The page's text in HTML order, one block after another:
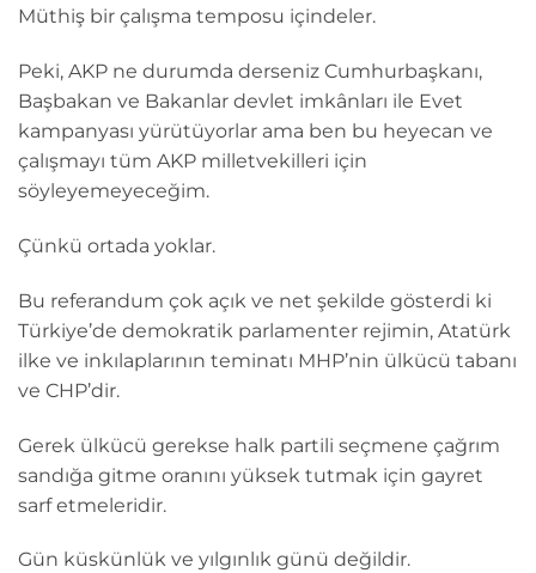
Müthiş bir çalışma temposu içindeler.
Peki, AKP ne durumda derseniz Cumhurbaşkanı,
Başbakan ve Bakanlar devlet imkânları ile Evet
kampanyası yürütüyorlar ama ben bu heyecan ve
çalışmayı tüm AKP milletvekilleri için
söyleyemeyeceğim.
Çünkü ortada yoklar.
Bu referandum çok açık ve net şekilde gösterdi ki
Türkiye’de demokratik parlamenter rejimin, Atatürk
ilke ve inkılaplarının teminatı MHP’nin ülkücü tabanı
ve CHP’dir.
Gerek ülkücü gerekse halk partili seçmene çağrım
sandığa gitme oranını yüksek tutmak için gayret
sarf etmeleridir.
Gün küskünlük ve yılgınlık günü değildir.